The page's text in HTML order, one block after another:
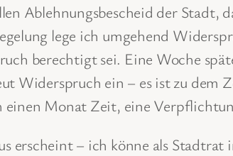
Ablehnungsbescheid der
lege ich umgehend
berechtigt sei. Eine Woche
Widerspruch ein – es ist zu
einen Monat Zeit, eine
erscheint – ich könne als